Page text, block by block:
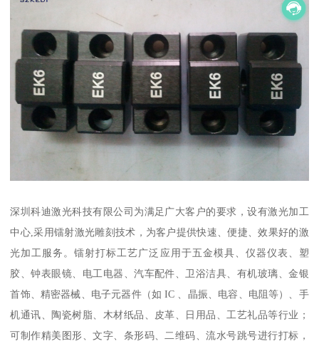
深圳科迪激光科技有限公司为满足广大客户的要求，设有激光加工
中心,采用镭射激光雕刻技术，为客户提供快速、便捷、效果好的激
光加工服务。镭射打标工艺广泛应用于五金模具、仪器仪表、塑
胶、钟表眼镜、电工电器、汽车配件、卫浴洁具、有机玻璃、金银
首饰、精密器械、电子元器件（如 IC 、晶振、电容、电阻等）、手
机通讯、陶瓷树脂、木材纸品、皮革、日用品、工艺礼品等行业；
可制作精美图形、文字、条形码、二维码、流水号跳号进行打标，